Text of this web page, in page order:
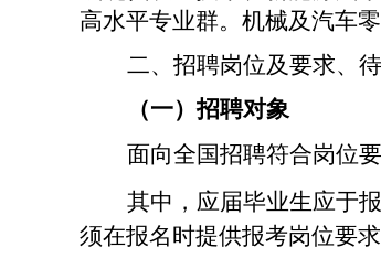
高水平专业群。机械及汽车
二、招聘岗位及要求、
（一）招聘对象
面向全国招聘符合岗位
其中， 应届毕业生应于
须在报名时提供报考岗位要